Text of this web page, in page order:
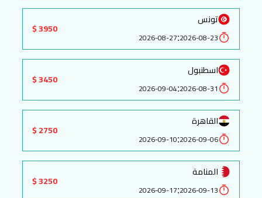
تونس
2026-08-23
:
2026-08-27
3950 $
اسطنبول
2026-08-31
:
2026-09-04
3450 $
القاهرة
2026-09-06
:
2026-09-10
2750 $
المنامة
2026-09-13
:
2026-09-17
3250 $